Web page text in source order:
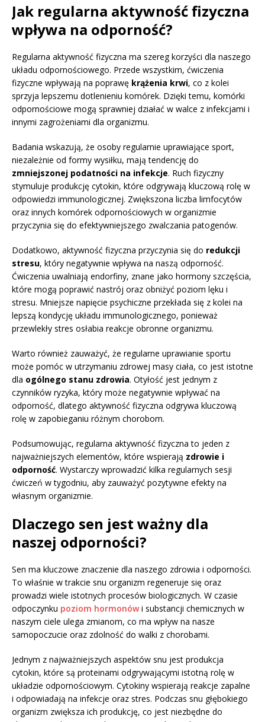
Jak regularna aktywność fizyczna
wpływa na odporność?
Regularna aktywność fizyczna ma szereg korzyści dla naszego
układu odpornościowego. Przede wszystkim, ćwiczenia
fizyczne wpływają na poprawę krążenia krwi, co z kolei
sprzyja lepszemu dotlenieniu komórek. Dzięki temu, komórki
odpornościowe mogą sprawniej działać w walce z infekcjami i
innymi zagrożeniami dla organizmu.
Badania wskazują, że osoby regularnie uprawiające sport,
niezależnie od formy wysiłku, mają tendencję do
zmniejszonej podatności na infekcje. Ruch fizyczny
stymuluje produkcję cytokin, które odgrywają kluczową rolę w
odpowiedzi immunologicznej. Zwiększona liczba limfocytów
oraz innych komórek odpornościowych w organizmie
przyczynia się do efektywniejszego zwalczania patogenów.
Dodatkowo, aktywność fizyczna przyczynia się do redukcji
stresu, który negatywnie wpływa na naszą odporność.
Ćwiczenia uwalniają endorfiny, znane jako hormony szczęścia,
które mogą poprawić nastrój oraz obniżyć poziom lęku i
stresu. Mniejsze napięcie psychiczne przekłada się z kolei na
lepszą kondycję układu immunologicznego, ponieważ
przewlekły stres osłabia reakcje obronne organizmu.
Warto również zauważyć, że regularne uprawianie sportu
może pomóc w utrzymaniu zdrowej masy ciała, co jest istotne
dla ogólnego stanu zdrowia. Otyłość jest jednym z
czynników ryzyka, który może negatywnie wpływać na
odporność, dlatego aktywność fizyczna odgrywa kluczową
rolę w zapobieganiu różnym chorobom.
Podsumowując, regularna aktywność fizyczna to jeden z
najważniejszych elementów, które wspierają zdrowie i
odporność. Wystarczy wprowadzić kilka regularnych sesji
ćwiczeń w tygodniu, aby zauważyć pozytywne efekty na
własnym organizmie.
Dlaczego sen jest ważny dla
naszej odporności?
Sen ma kluczowe znaczenie dla naszego zdrowia i odporności.
To właśnie w trakcie snu organizm regeneruje się oraz
prowadzi wiele istotnych procesów biologicznych. W czasie
odpoczynku poziom hormonówi substancji chemicznych w
naszym ciele ulega zmianom, co ma wpływ na nasze
samopoczucie oraz zdolność do walki z chorobami.
Jednym z najważniejszych aspektów snu jest produkcja
cytokin, które są proteinami odgrywającymi istotną rolę w
układzie odpornościowym. Cytokiny wspierają reakcje zapalne
i odpowiadają na infekcje oraz stres. Podczas snu głębokiego
organizm zwiększa ich produkcję, co jest niezbędne do